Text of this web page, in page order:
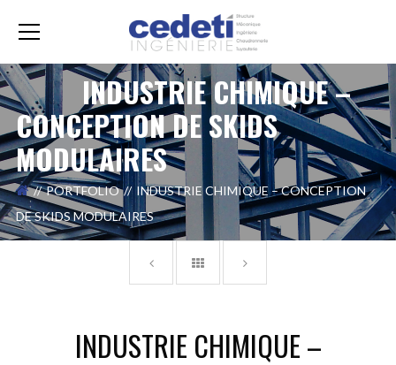
INDUSTRIE CHIMIQUE –
CONCEPTION DE SKIDS
MODULAIRES
PORTFOLIO
INDUSTRIE CHIMIQUE – CONCEPTION
DE SKIDS MODULAIRES
INDUSTRIE CHIMIQUE –